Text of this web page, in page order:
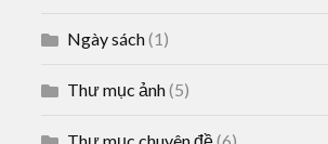
Ngày sách(1)
Thư mục ảnh(5)